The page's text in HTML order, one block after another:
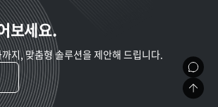
보세요.
지, 맞춤형 솔루션을 제안해 드립니다.